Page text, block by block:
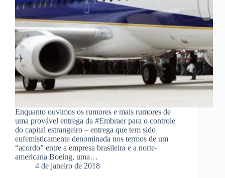
Enquanto ouvimos os rumores e mais rumores de
uma provável entrega da #Embraer para o controle
do capital estrangeiro – entrega que tem sido
eufemisticamente denominada nos termos de um
“acordo” entre a empresa brasileira e a norte-
americana Boeing, uma…
4 de janeiro de 2018